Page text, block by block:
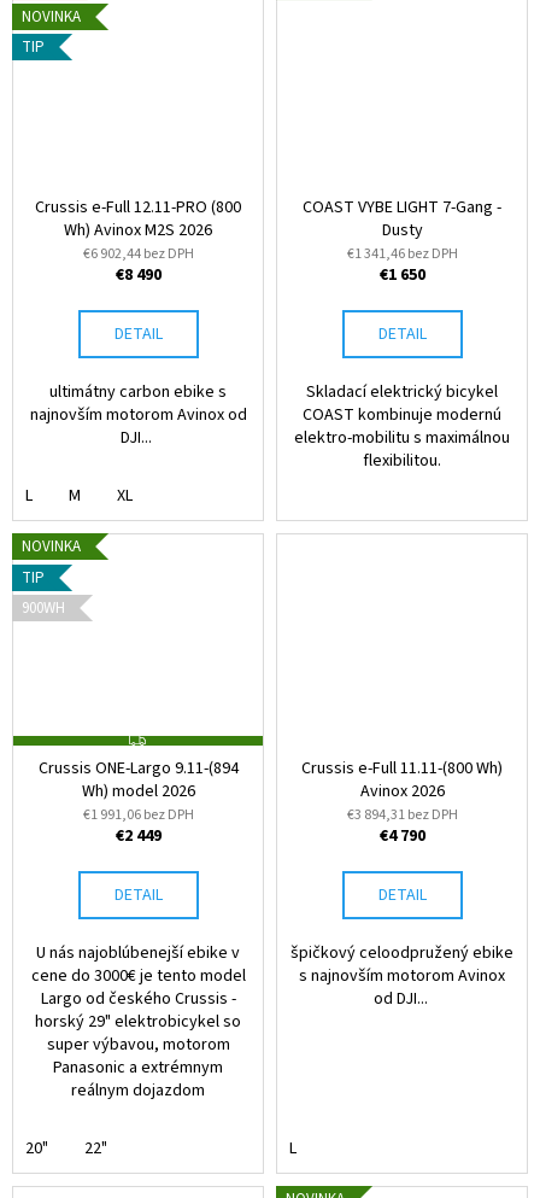
NOVINKA
TIP
Crussis e-Full 12.11-PRO (800
Wh) Avinox M2S 2026
€6 902,44 bez DPH
€8 490
DETAIL
ultimátny carbon ebike s
najnovším motorom Avinox od
DJI...
L M XL
COAST VYBE LIGHT 7-Gang -
Dusty
€1 341,46 bez DPH
€1 650
DETAIL
Skladací elektrický bicykel
COAST kombinuje modernú
elektro-mobilitu s maximálnou
flexibilitou.
NOVINKA
TIP
900WH
Z
D
A
R
M
O
Crussis ONE-Largo 9.11-(894
Wh) model 2026
€1 991,06 bez DPH
€2 449
DETAIL
U nás najoblúbenejší ebike v
cene do 3000€ je tento model
Largo od českého Crussis -
horský 29" elektrobicykel so
super výbavou, motorom
Panasonic a extrémnym
reálnym dojazdom
20" 22"
Crussis e-Full 11.11-(800 Wh)
Avinox 2026
€3 894,31 bez DPH
€4 790
DETAIL
špičkový celoodpružený ebike
s najnovším motorom Avinox
od DJI...
L